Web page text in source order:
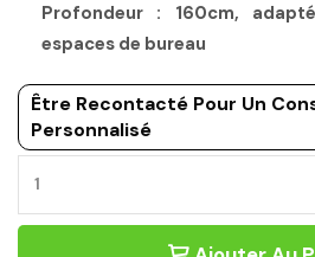
Profondeur : 160cm,
espaces de bureau
Être Recontacté Pour Un
Personnalisé